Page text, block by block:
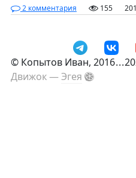
2 комментария 155
© Копытов Иван, 2016...
Движок —Эгея